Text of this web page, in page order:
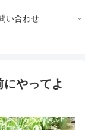
い合わせ
やってよ